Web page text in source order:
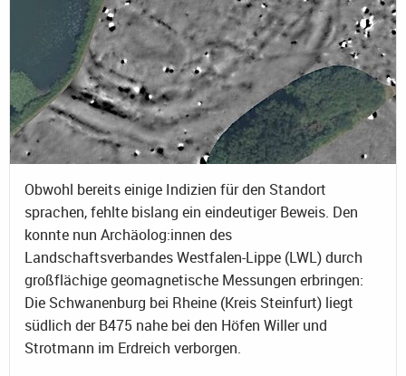
Obwohl bereits einige Indizien für den Standort
sprachen, fehlte bislang ein eindeutiger Beweis. Den
konnte nun Archäolog:innen des
Landschaftsverbandes Westfalen-Lippe (LWL) durch
großflächige geomagnetische Messungen erbringen:
Die Schwanenburg bei Rheine (Kreis Steinfurt) liegt
südlich der B475 nahe bei den Höfen Willer und
Strotmann im Erdreich verborgen.